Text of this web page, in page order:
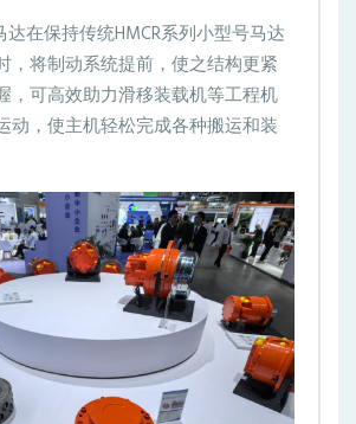
达在保持传统HMCR系列小型号马达
，将制动系统提前，使之结构更紧
，可高效助力滑移装载机等工程机
动，使主机轻松完成各种搬运和装